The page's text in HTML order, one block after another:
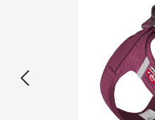
Bildergalerie überspringen